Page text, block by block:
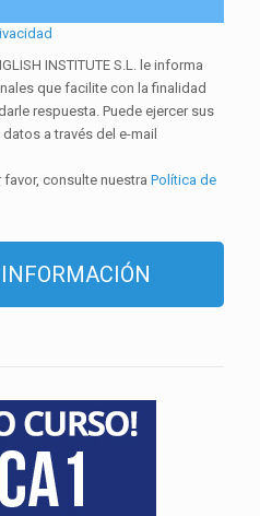
INSTITUTE S.L. le informa
que facilite con la finalidad
respuesta. Puede ejercer sus
a través del e-mail
consulte nuestra Política de